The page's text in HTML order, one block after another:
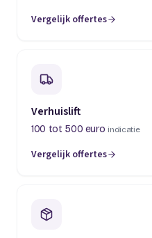
Vergelijk offertes
(opent in een nieuw tabblad)
Verhuislift
100 tot 500 euro indicatie
Vergelijk offertes
(opent in een nieuw tabblad)